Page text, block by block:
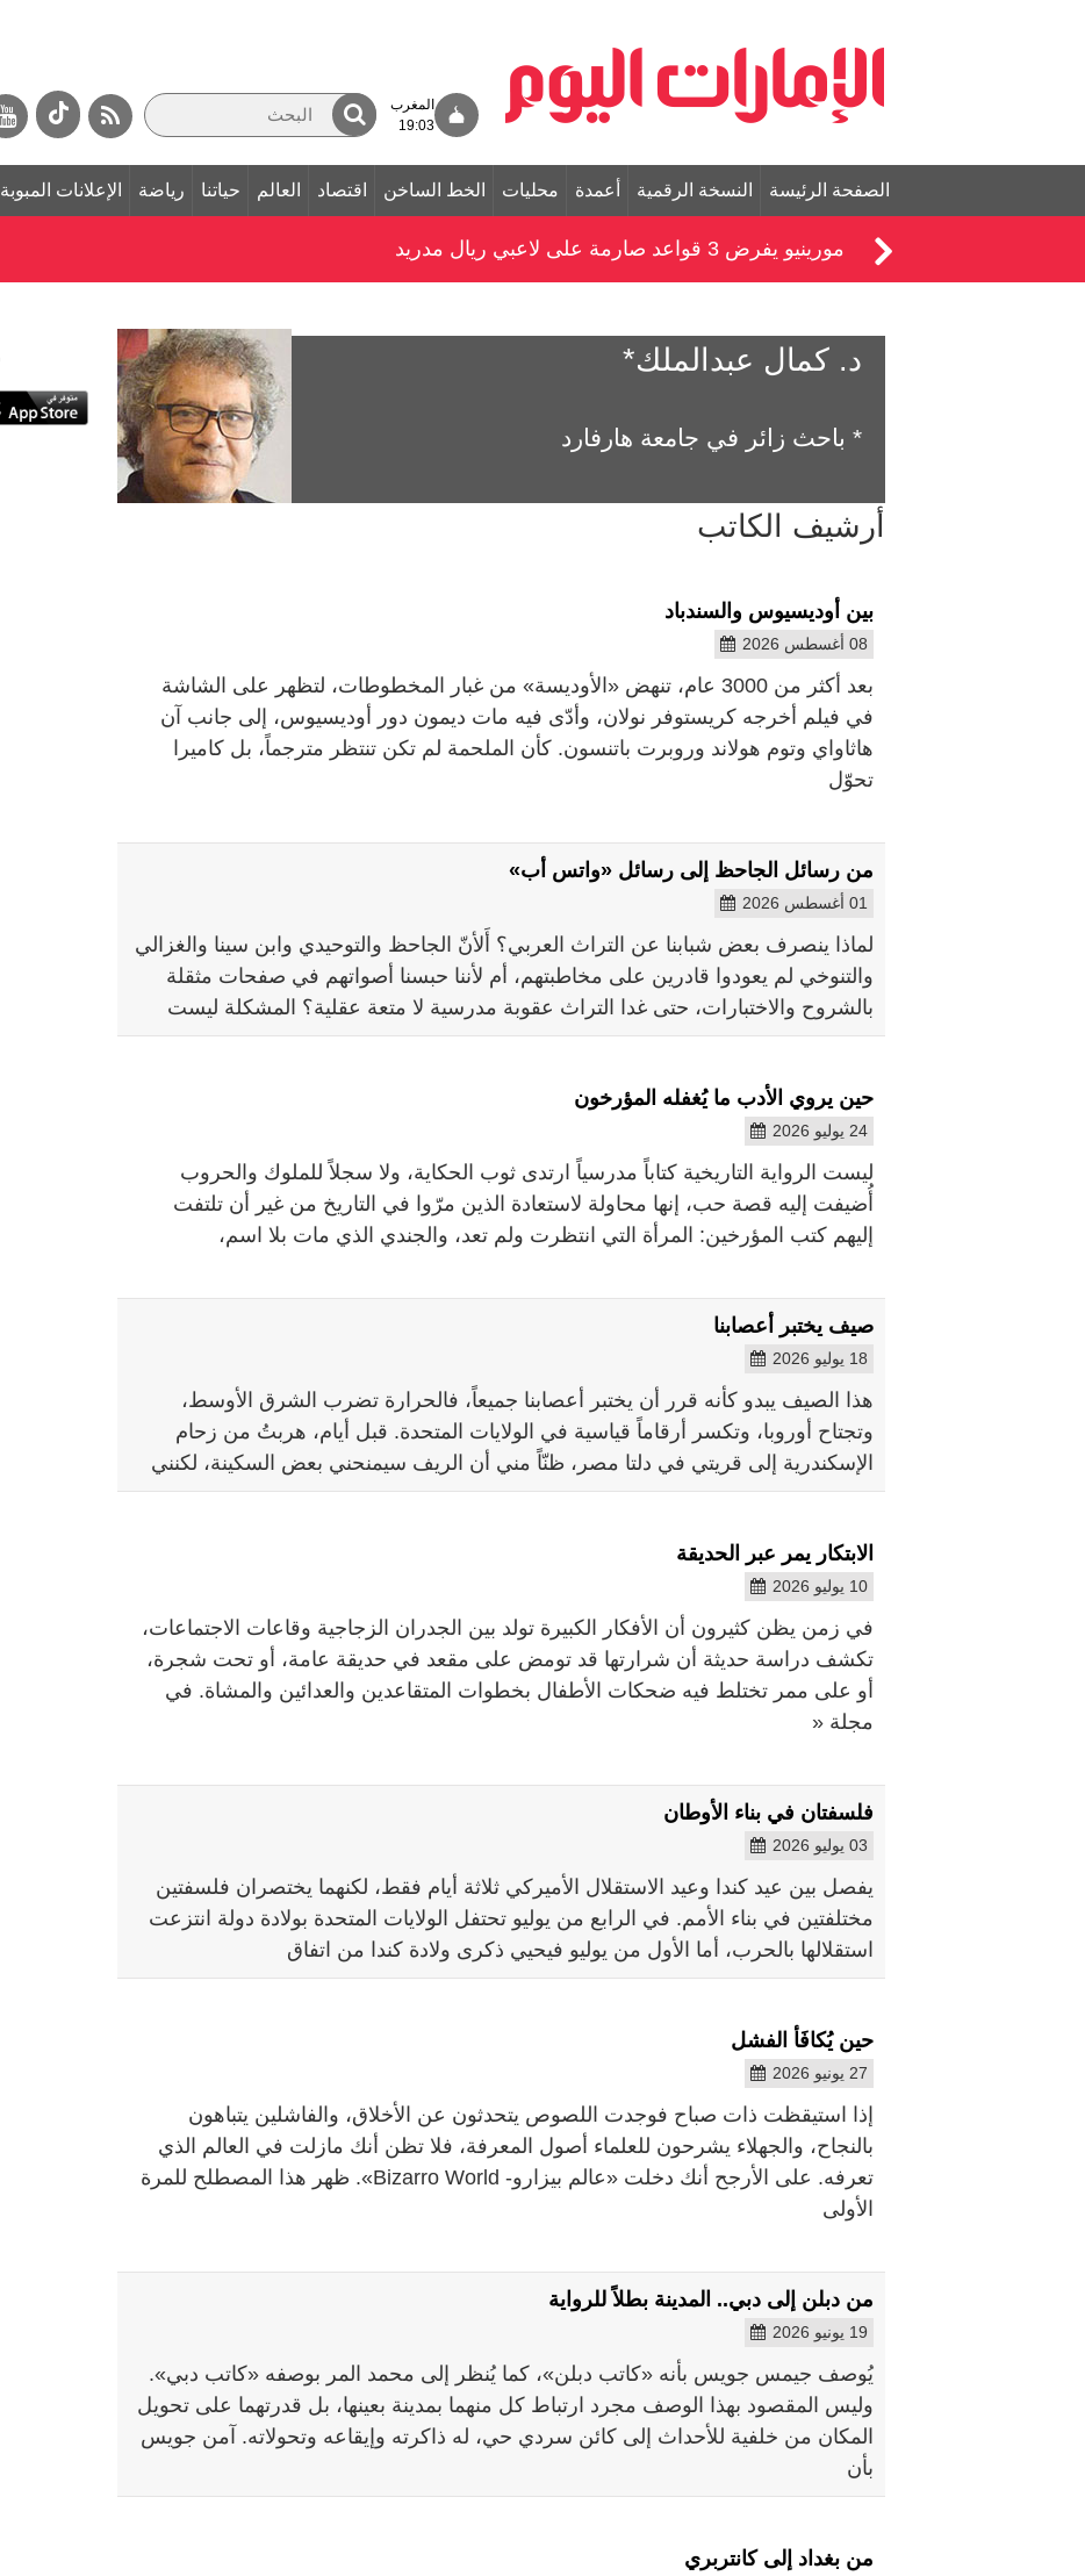
المغرب
19:03
الصفحة الرئيسة النسخة الرقمية أعمدة محليات الخط الساخن اقتصاد العالم حياتنا رياضة الإعلانات المبوبة
مورينيو يفرض 3 قواعد صارمة على لاعبي ريال مدريد
د. كمال عبدالملك*
* باحث زائر في جامعة هارفارد
أرشيف الكاتب
بين أوديسيوس والسندباد
08 أغسطس 2026
بعد أكثر من 3000 عام، تنهض «الأوديسة» من غبار المخطوطات، لتظهر على الشاشة
في فيلم أخرجه كريستوفر نولان، وأدّى فيه مات ديمون دور أوديسيوس، إلى جانب آن
هاثاواي وتوم هولاند وروبرت باتنسون. كأن الملحمة لم تكن تنتظر مترجماً، بل كاميرا
تحوّل
من رسائل الجاحظ إلى رسائل «واتس أب»
01 أغسطس 2026
لماذا ينصرف بعض شبابنا عن التراث العربي؟ أَلأنّ الجاحظ والتوحيدي وابن سينا والغزالي
والتنوخي لم يعودوا قادرين على مخاطبتهم، أم لأننا حبسنا أصواتهم في صفحات مثقلة
بالشروح والاختبارات، حتى غدا التراث عقوبة مدرسية لا متعة عقلية؟ المشكلة ليست
حين يروي الأدب ما يُغفله المؤرخون
24 يوليو 2026
ليست الرواية التاريخية كتاباً مدرسياً ارتدى ثوب الحكاية، ولا سجلاً للملوك والحروب
أُضيفت إليه قصة حب، إنها محاولة لاستعادة الذين مرّوا في التاريخ من غير أن تلتفت
إليهم كتب المؤرخين: المرأة التي انتظرت ولم تعد، والجندي الذي مات بلا اسم،
صيف يختبر أعصابنا
18 يوليو 2026
هذا الصيف يبدو كأنه قرر أن يختبر أعصابنا جميعاً، فالحرارة تضرب الشرق الأوسط،
وتجتاح أوروبا، وتكسر أرقاماً قياسية في الولايات المتحدة. قبل أيام، هربتُ من زحام
الإسكندرية إلى قريتي في دلتا مصر، ظنّاً مني أن الريف سيمنحني بعض السكينة، لكنني
الابتكار يمر عبر الحديقة
10 يوليو 2026
في زمن يظن كثيرون أن الأفكار الكبيرة تولد بين الجدران الزجاجية وقاعات الاجتماعات،
تكشف دراسة حديثة أن شرارتها قد تومض على مقعد في حديقة عامة، أو تحت شجرة،
أو على ممر تختلط فيه ضحكات الأطفال بخطوات المتقاعدين والعدائين والمشاة. في
مجلة «
فلسفتان في بناء الأوطان
03 يوليو 2026
يفصل بين عيد كندا وعيد الاستقلال الأميركي ثلاثة أيام فقط، لكنهما يختصران فلسفتين
مختلفتين في بناء الأمم. في الرابع من يوليو تحتفل الولايات المتحدة بولادة دولة انتزعت
استقلالها بالحرب، أما الأول من يوليو فيحيي ذكرى ولادة كندا من اتفاق
حين يُكافَأ الفشل
27 يونيو 2026
إذا استيقظت ذات صباح فوجدت اللصوص يتحدثون عن الأخلاق، والفاشلين يتباهون
بالنجاح، والجهلاء يشرحون للعلماء أصول المعرفة، فلا تظن أنك مازلت في العالم الذي
تعرفه. على الأرجح أنك دخلت «عالم بيزارو- Bizarro World». ظهر هذا المصطلح للمرة
الأولى
من دبلن إلى دبي.. المدينة بطلاً للرواية
19 يونيو 2026
يُوصف جيمس جويس بأنه «كاتب دبلن»، كما يُنظر إلى محمد المر بوصفه «كاتب دبي».
وليس المقصود بهذا الوصف مجرد ارتباط كل منهما بمدينة بعينها، بل قدرتهما على تحويل
المكان من خلفية للأحداث إلى كائن سردي حي، له ذاكرته وإيقاعه وتحولاته. آمن جويس
بأن
من بغداد إلى كانتربري